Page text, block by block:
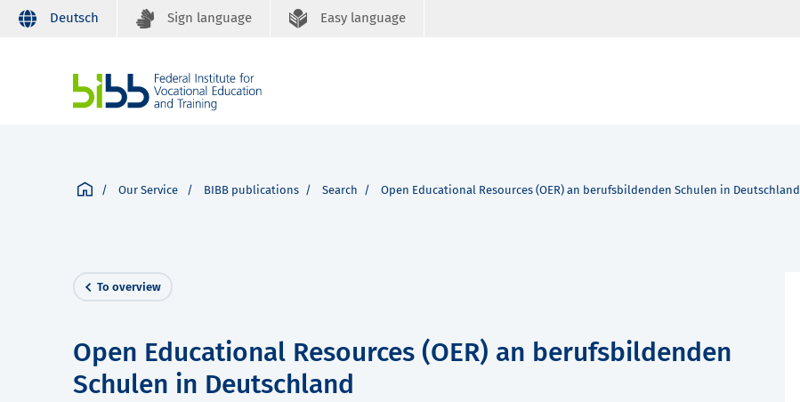
Deutsch Sign language Easy language
Our Service BIBB publications Search Open Educational Resources (OER) an berufsbildenden Schulen in Deutschland
To overview
Open Educational Resources (OER) an berufsbildenden
Schulen in Deutschland